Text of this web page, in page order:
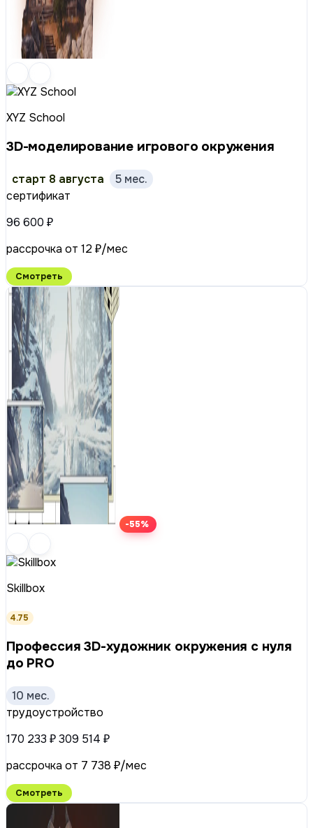
XYZ School
3D-моделирование игрового окружения
старт 8 августа
5 мес.
сертификат
96 600 ₽
рассрочка от 12 ₽/мес
Смотреть
-55%
Skillbox
4.75
Профессия 3D-художник окружения с нуля
до PRO
10 мес.
трудоустройство
170 233 ₽309 514 ₽
рассрочка от 7 738 ₽/мес
Смотреть